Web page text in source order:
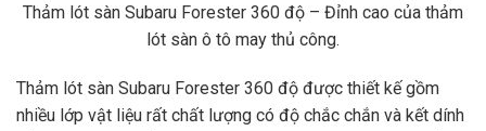
Thảm lót sàn Subaru Forester 360 độ – Đỉnh cao của thảm
lót sàn ô tô may thủ công.
Thảm lót sàn Subaru Forester 360 độ được thiết kế gồm
nhiều lớp vật liệu rất chất lượng có độ chắc chắn và kết dính